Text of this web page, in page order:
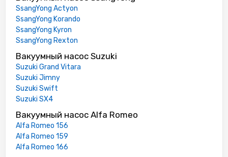
SsangYong Actyon
SsangYong Korando
SsangYong Kyron
SsangYong Rexton
Вакуумный насос Suzuki
Suzuki Grand Vitara
Suzuki Jimny
Suzuki Swift
Suzuki SX4
Вакуумный насос Alfa Romeo
Alfa Romeo 156
Alfa Romeo 159
Alfa Romeo 166